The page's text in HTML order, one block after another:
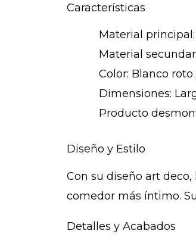
Características
Material
Material
Color: Blanco
Dimensiones:
Producto
Diseño y Estilo
Con su diseño art
comedor más íntimo.
Detalles y Acabados